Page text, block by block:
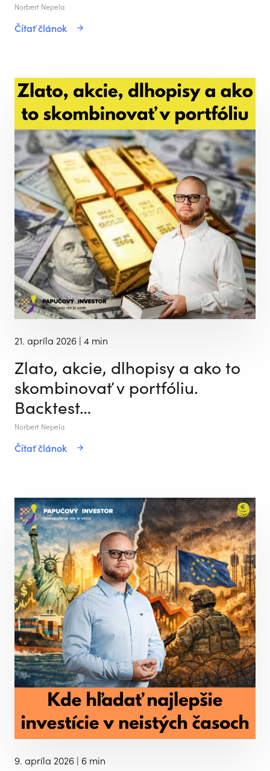
Norbert Nepela
Čítať článok
21. apríla 2026 | 4 min
Zlato, akcie, dlhopisy a ako to
skombinovať v portfóliu.
Backtest…
Norbert Nepela
Čítať článok
9. apríla 2026 | 6 min